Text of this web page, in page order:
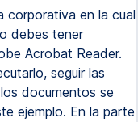
corporativa en la cual
debes tener
Acrobat Reader.
seguir las
documentos se
ejemplo. En la parte